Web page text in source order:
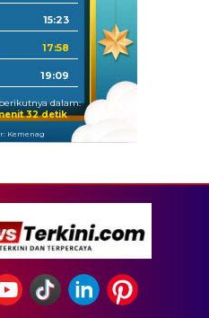
15:23
17:58
19:09
dalam:
31 detik
Kemenag